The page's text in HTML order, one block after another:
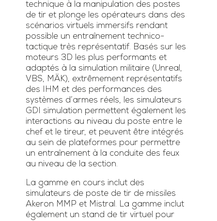
technique à la manipulation des postes
de tir et plonge les opérateurs dans des
scénarios virtuels immersifs rendant
possible un entraînement technico-
tactique très représentatif. Basés sur les
moteurs 3D les plus performants et
adaptés à la simulation militaire (Unreal,
VBS, MÄK), extrêmement représentatifs
des IHM et des performances des
systèmes d’armes réels, les simulateurs
GDI simulation permettent également les
interactions au niveau du poste entre le
chef et le tireur, et peuvent être intégrés
au sein de plateformes pour permettre
un entraînement à la conduite des feux
au niveau de la section.
La gamme en cours inclut des
simulateurs de poste de tir de missiles
Akeron MMP et Mistral. La gamme inclut
également un stand de tir virtuel pour